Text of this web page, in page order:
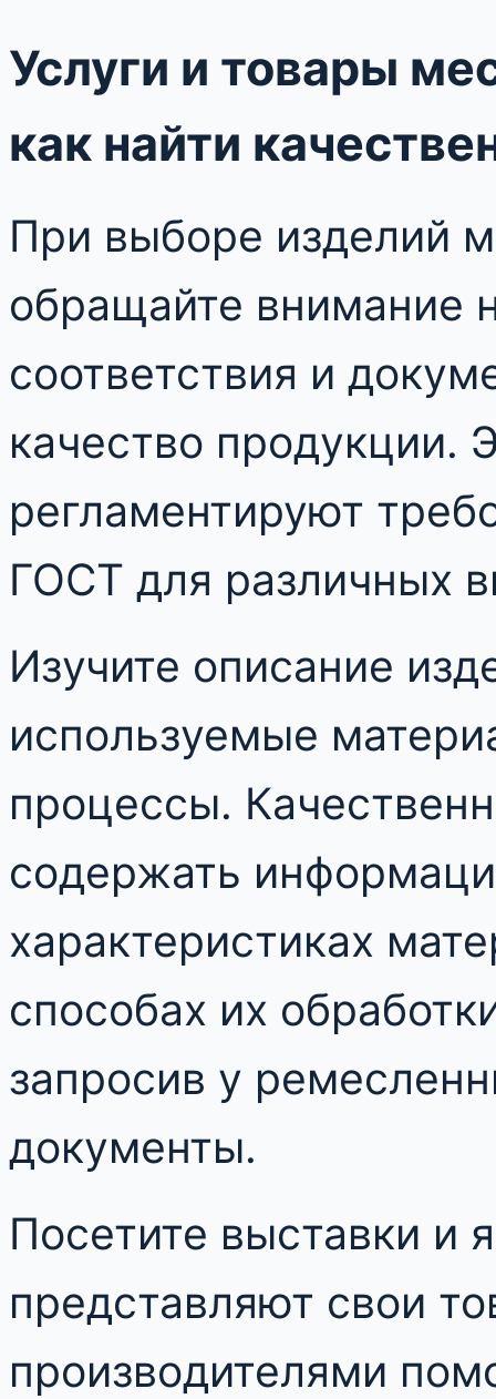
Услуги и товары
как найти
При выборе изделий
обращайте внимание
соответствия и
качество продукции.
регламентируют
ГОСТ для различных
Изучите описание
используемые
процессы.
содержать
характеристиках
способах их
запросив у
документы.
Посетите выставки и
представляют свои
производителями